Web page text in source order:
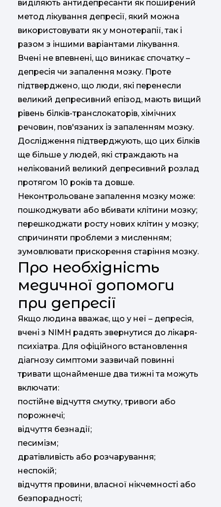
виділяють антидепресанти як поширений
метод лікування депресії, який можна
використовувати як у монотерапії, так і
разом з іншими варіантами лікування.
Вчені не впевнені, що виникає спочатку –
депресія чи запалення мозку. Проте
підтверджено, що люди, які перенесли
великий депресивний епізод, мають вищий
рівень білків-транслокаторів, хімічних
речовин, пов'язаних із запаленням мозку.
Дослідження підтверджують, що цих білків
ще більше у людей, які страждають на
нелікований великий депресивний розлад
протягом 10 років та довше.
Неконтрольоване запалення мозку може:
пошкоджувати або вбивати клітини мозку;
перешкоджати росту нових клітин у мозку;
спричиняти проблеми з мисленням;
зумовлювати прискорення старіння мозку.
Про необхідність
медичної допомоги
при депресії
Якщо людина вважає, що у неї – депресія,
вчені з NIMH радять звернутися до лікаря-
психіатра. Для офіційного встановлення
діагнозу симптоми зазвичай повинні
тривати щонайменше два тижні та можуть
включати:
постійне відчуття смутку, тривоги або
порожнечі;
відчуття безнадії;
песимізм;
дратівливість або розчарування;
неспокій;
відчуття провини, власної нікчемності або
безпорадності;